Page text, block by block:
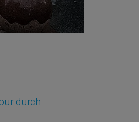
durch